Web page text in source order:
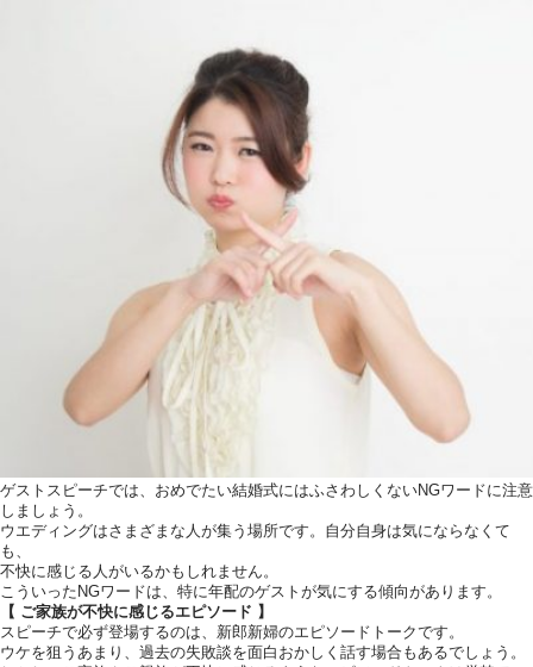
ゲストスピーチでは、おめでたい結婚式にはふさわしくないNGワードに注意
しましょう。
ウエディングはさまざまな人が集う場所です。自分自身は気にならなくて
も、
不快に感じる人がいるかもしれません。
こういったNGワードは、特に年配のゲストが気にする傾向があります。
【 ご家族が不快に感じるエピソード 】
スピーチで必ず登場するのは、新郎新婦のエピソードトークです。
ウケを狙うあまり、過去の失敗談を面白おかしく話す場合もあるでしょう。